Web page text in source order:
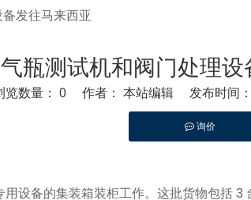
发往马来西亚
气瓶测试机和阀门处理
览数量： 0 作者： 本站编辑 发布时间
询价
用设备的集装箱装柜工作。这批货物包括